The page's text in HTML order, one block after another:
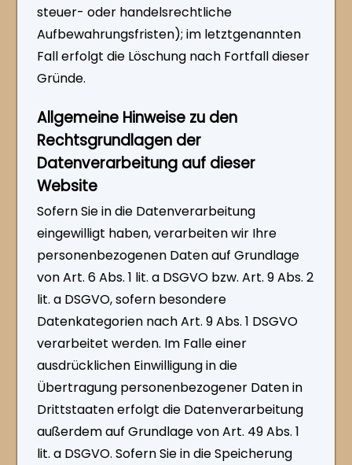
steuer- oder handelsrechtliche
Aufbewahrungsfristen); im letztgenannten
Fall erfolgt die Löschung nach Fortfall dieser
Gründe.
Allgemeine Hinweise zu den
Rechtsgrundlagen der
Datenverarbeitung auf dieser
Website
Sofern Sie in die Datenverarbeitung
eingewilligt haben, verarbeiten wir Ihre
personenbezogenen Daten auf Grundlage
von Art. 6 Abs. 1 lit. a DSGVO bzw. Art. 9 Abs. 2
lit. a DSGVO, sofern besondere
Datenkategorien nach Art. 9 Abs. 1 DSGVO
verarbeitet werden. Im Falle einer
ausdrücklichen Einwilligung in die
Übertragung personenbezogener Daten in
Drittstaaten erfolgt die Datenverarbeitung
außerdem auf Grundlage von Art. 49 Abs. 1
lit. a DSGVO. Sofern Sie in die Speicherung